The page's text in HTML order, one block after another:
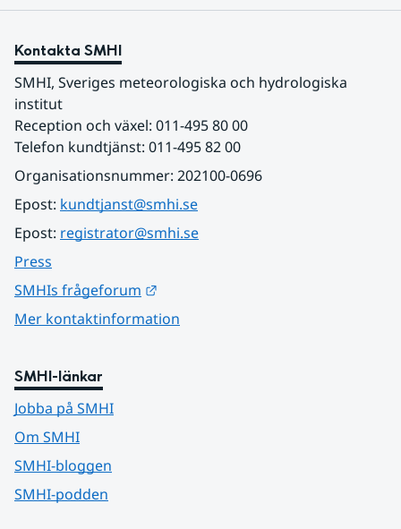
Kontakta SMHI
SMHI, Sveriges meteorologiska och hydrologiska
institut
Reception och växel: 011-495 80 00
Telefon kundtjänst: 011-495 82 00
Organisationsnummer: 202100-0696
Epost: kundtjanst@smhi.se
Epost: registrator@smhi.se
Press
SMHIs frågeforum
Mer kontaktinformation
SMHI-länkar
Jobba på SMHI
Om SMHI
SMHI-bloggen
SMHI-podden